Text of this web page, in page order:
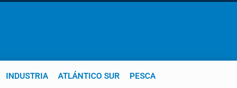
INDUSTRIA ATLÁNTICO SUR PESCA